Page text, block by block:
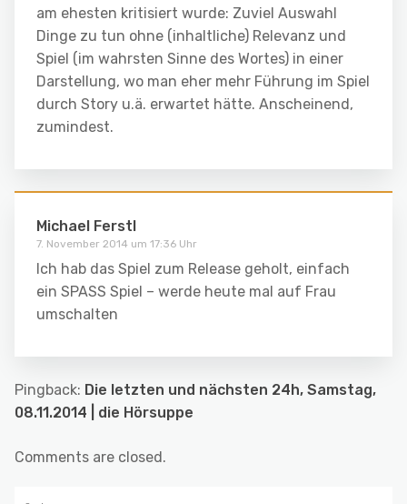
am ehesten kritisiert wurde: Zuviel Auswahl
Dinge zu tun ohne (inhaltliche) Relevanz und
Spiel (im wahrsten Sinne des Wortes) in einer
Darstellung, wo man eher mehr Führung im Spiel
durch Story u.ä. erwartet hätte. Anscheinend,
zumindest.
Michael Ferstl
7. November 2014 um 17:36 Uhr
Ich hab das Spiel zum Release geholt, einfach
ein SPASS Spiel – werde heute mal auf Frau
umschalten
Pingback: Die letzten und nächsten 24h, Samstag,
08.11.2014 | die Hörsuppe
Comments are closed.